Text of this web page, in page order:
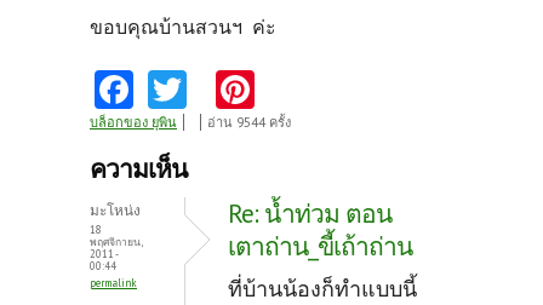
ขอบคุณบ้านสวนฯ ค่ะ
Fa
ce
b
o
o
k
w
itt
nt
es
t
บล็อกของ ยุพิน อ่าน 9544 ครั้ง
ความเห็น
มะโหน่ง
18
พฤศจิกายน,
2011 -
00:44
permalink
Re: น้ำท่วม ตอน
เตาถ่าน_ขี้เถ้าถ่าน
ที่บ้านน้องก็ทำแบบนี้